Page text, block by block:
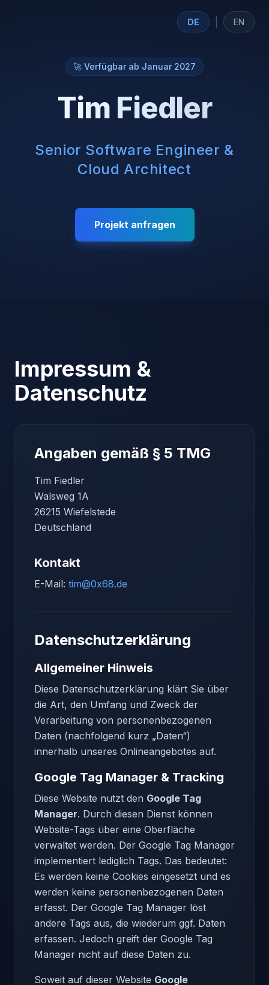
DE EN
🚀 Verfügbar ab Januar 2027
Tim Fiedler
Senior Software Engineer &
Cloud Architect
Projekt anfragen
Impressum &
Datenschutz
Angaben gemäß § 5 TMG
Tim Fiedler
Walsweg 1A
26215 Wiefelstede
Deutschland
Kontakt
E-Mail: tim@0x68.de
Datenschutzerklärung
Allgemeiner Hinweis
Diese Datenschutzerklärung klärt Sie über
die Art, den Umfang und Zweck der
Verarbeitung von personenbezogenen
Daten (nachfolgend kurz „Daten“)
innerhalb unseres Onlineangebotes auf.
Google Tag Manager & Tracking
Diese Website nutzt den Google Tag
Manager. Durch diesen Dienst können
Website-Tags über eine Oberfläche
verwaltet werden. Der Google Tag Manager
implementiert lediglich Tags. Das bedeutet:
Es werden keine Cookies eingesetzt und es
werden keine personenbezogenen Daten
erfasst. Der Google Tag Manager löst
andere Tags aus, die wiederum ggf. Daten
erfassen. Jedoch greift der Google Tag
Manager nicht auf diese Daten zu.
Soweit auf dieser Website Google